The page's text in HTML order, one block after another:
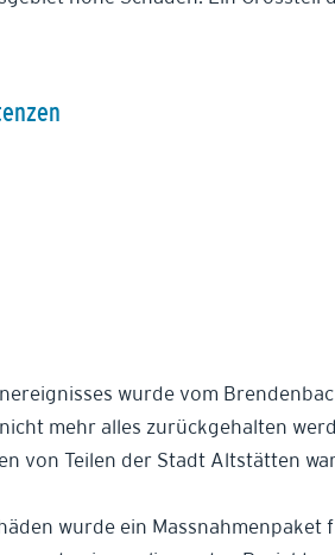
wurde vom
mehr alles zurückgehalten
von Teilen der Stadt Altstätten
wurde ein